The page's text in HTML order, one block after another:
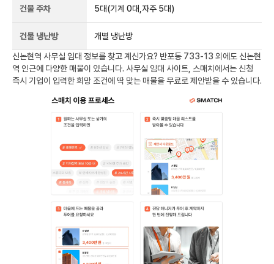
건물 주차 5대(기계 0대,자주 5대)
건물 냉난방 개별 냉난방
신논현역 사무실 임대 정보를 찾고 계신가요? 반포동 733-13 외에도 신논현
역 인근에 다양한 매물이 있습니다. 사무실 임대 사이트, 스매치에서는 신청
즉시 기업이 입력한 희망 조건에 딱 맞는 매물을 무료로 제안받을 수 있습니다.